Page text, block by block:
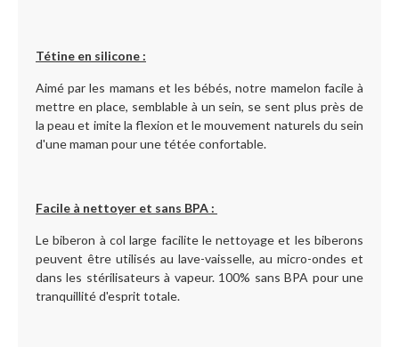
Tétine en silicone :
Aimé par les mamans et les bébés, notre mamelon facile à
mettre en place, semblable à un sein, se sent plus près de
la peau et imite la flexion et le mouvement naturels du sein
d'une maman pour une tétée confortable.
Facile à nettoyer et sans BPA :
Le biberon à col large facilite le nettoyage et les biberons
peuvent être utilisés au lave-vaisselle, au micro-ondes et
dans les stérilisateurs à vapeur. 100% sans BPA pour une
tranquillité d'esprit totale.